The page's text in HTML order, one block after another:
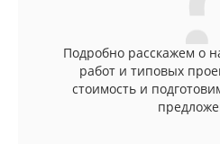
Подробно расскажем о
работ и типовых
стоимость и